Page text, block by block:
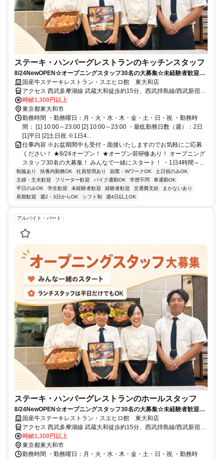
ステーキ・ハンバーグレストランのキッチンスタッフ
8/24NewOPEN☆オープニングスタッフ30名の大募集☆未経験者歓迎☆
平日だけ・土日だけもOK！
国産牛ステーキレストラン・スエヒロ館 東大和店
アクセス 西武多摩湖線 武蔵大和徒歩約15分、西武拝島線/西武新宿線
東大和市徒歩約29分、西武山口線 多摩湖南口徒歩約29分
時給1,300円以上
東京都東大和市
勤務時間 ・勤務曜日：月・火・水・木・金・土・日・祝 ・勤務時
間： [1] 10:00～23:00 [2] 10:00～23:00 ・最低勤務日数（週）：2日
[1]平日 [2]土日祝 ※1日4...
仕事内容 ※お盆期間中も受付・面接いたしますのでお気軽にご応募
ください！ ★8/24オープン！ ★オープン前研修あり！ オープニング
スタッフ30名の大募集！ みんなで一緒にスタート！ ・1日4時間～...
制服あり 扶養内勤務OK 社員登用あり 副業・WワークOK
土日祝のみOK
主婦・主夫歓迎
フリーター歓迎 バイク通勤OK 学歴不問
車通勤OK
平日のみOK
学生歓迎 未経験者歓迎 経験者歓迎 交通費支給
まかないあり
長期歓迎
週2・3日からOK シフト制 週4日以上OK
アルバイト・パート
ステーキ・ハンバーグレストランのホールスタッフ
8/24NewOPEN☆オープニングスタッフ30名の大募集☆未経験者歓迎☆
平日だけ・土日だけもOK！
国産牛ステーキレストラン・スエヒロ館 東大和店
アクセス 西武多摩湖線 武蔵大和徒歩約15分、西武拝島線/西武新宿線
東大和市徒歩約29分、西武山口線 多摩湖南口徒歩約29分
時給1,300円以上
東京都東大和市
勤務時間 ・勤務曜日：月・火・水・木・金・土・日・祝 ・勤務時